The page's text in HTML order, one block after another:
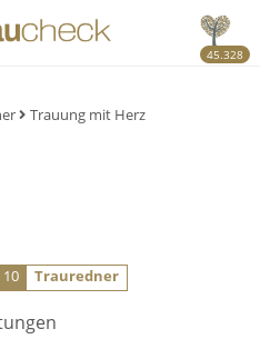
45.328
Trauung mit Herz
10 Trauredner